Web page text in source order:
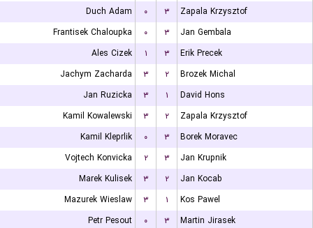
Duch Adam
۰ ۳
Zapala Krzysztof
Frantisek Chaloupka
۰ ۳
Jan Gembala
Ales Cizek
۱ ۳
Erik Precek
Jachym Zacharda
۳ ۲
Brozek Michal
Jan Ruzicka
۳ ۱
David Hons
Kamil Kowalewski
۳ ۲
Zapala Krzysztof
Kamil Kleprlik
۰ ۳
Borek Moravec
Vojtech Konvicka
۲ ۳
Jan Krupnik
Marek Kulisek
۳ ۲
Jan Kocab
Mazurek Wieslaw
۳ ۱
Kos Pawel
Petr Pesout
۰ ۳
Martin Jirasek